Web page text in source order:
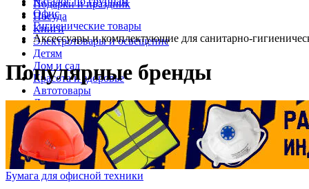
Подарки и праздник
Посуда
Книги
Электротовары и освещение
Детям
Дом и сад
Красота и здоровье
Автотовары
Демооборудование
Всё для клининга
Хиты продаж
Новинки
Скидка за количество
Бумага для офисной техники
Офис
Гигиенические товары
Аксессуары и комплектующие для санитарно-
Популярные бренды